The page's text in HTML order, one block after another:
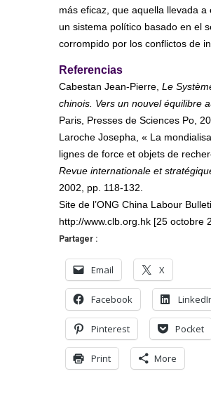
más eficaz, que aquella llevada a
un sistema político basado en el
corrompido por los conflictos de
Referencias
Cabestan Jean-Pierre, Le
chinois. Vers un nouvel équilibre
Paris, Presses de Sciences Po,
Laroche Josepha, « La
lignes de force et objets de
Revue internationale et
2002, pp. 118-132.
Site de l’ONG China Labour
http://www.clb.org.hk [25 octobre
Partager :
Email X
Facebook
Pinterest Pocket
Print More